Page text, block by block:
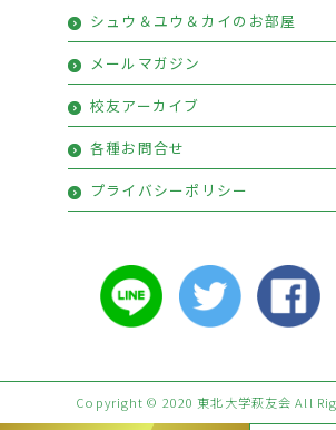
シュウ＆ユウ＆カイのお部屋
メールマガジン
校友アーカイブ
各種お問合せ
プライバシーポリシー
Copyright © 2020 東北大学萩友会 All